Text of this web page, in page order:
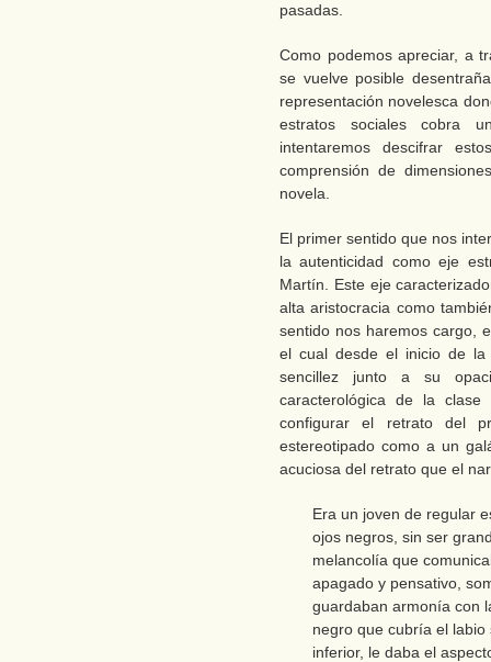
pasadas.
Como podemos apreciar, a
se vuelve posible
representación novelesca
estratos sociales cobra
intentaremos descifrar
comprensión de
novela.
El primer sentido que nos
la autenticidad como eje
Martín. Este eje
alta aristocracia como
sentido nos haremos cargo,
el cual desde el inicio de la
sencillez junto a su
caracterológica de la
configurar el retrato del
estereotipado como a un
acuciosa del retrato que el
Era un joven de regular
ojos negros, sin ser
melancolía que
apagado y pensativo,
guardaban armonía con
negro que cubría el
inferior, le daba el